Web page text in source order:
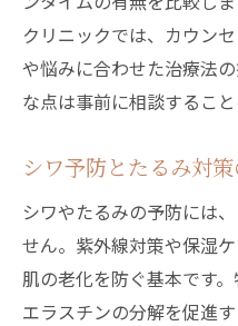
クリニックでは、カウン
や悩みに合わせた治療法
な点は事前に相談すること
シワ予防とたるみ対
シワやたるみの予防には
せん。紫外線対策や保湿
肌の老化を防ぐ基本です
エラスチンの分解を促進